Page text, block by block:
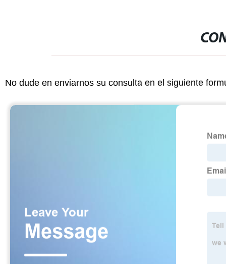
No dude en enviarnos su consulta en el siguiente